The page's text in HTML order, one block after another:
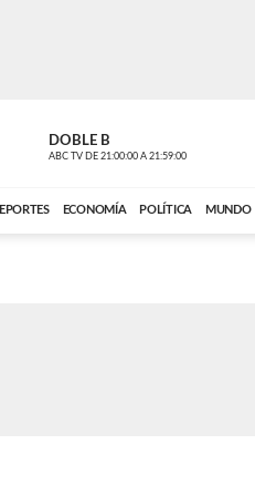
DOBLE B
ABC TV DE 21:00:00 A 21:59:00
ECONOMÍA POLÍTICA MUNDO